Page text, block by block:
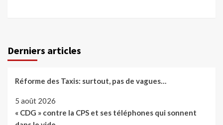
Derniers articles
Réforme des Taxis: surtout, pas de vagues…
5 août 2026
« CDG » contre la CPS et ses téléphones qui sonnent